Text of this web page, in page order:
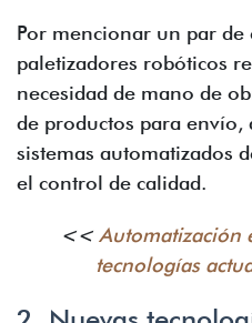
Por mencionar un par de
paletizadores robóticos
necesidad de mano de
de productos para envío,
sistemas automatizados
el control de calidad.
<< Automatización
tecnologías